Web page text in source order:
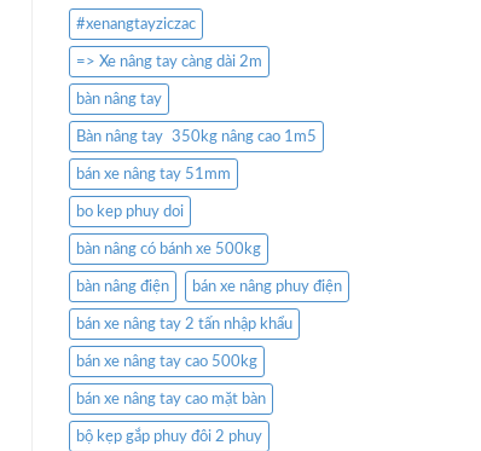
#xenangtayziczac
=> Xe nâng tay càng dài 2m
bàn nâng tay
Bàn nâng tay 350kg nâng cao 1m5
bán xe nâng tay 51mm
bo kep phuy doi
bàn nâng có bánh xe 500kg
bàn nâng điện bán xe nâng phuy điện
bán xe nâng tay 2 tấn nhập khẩu
bán xe nâng tay cao 500kg
bán xe nâng tay cao mặt bàn
bộ kẹp gắp phuy đôi 2 phuy